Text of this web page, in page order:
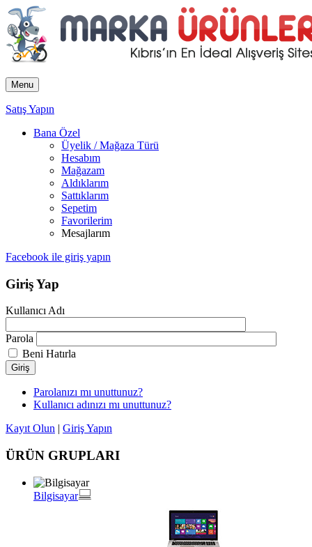
Menu
Satış Yapın
Bana Özel
Üyelik / Mağaza Türü
Hesabım
Mağazam
Aldıklarım
Sattıklarım
Sepetim
Favorilerim
Mesajlarım
Facebook ile giriş yapın
Giriş Yap
Kullanıcı Adı
Parola
Beni Hatırla
Giriş
Parolanızı mı unuttunuz?
Kullanıcı adınızı mı unuttunuz?
Kayıt Olun | Giriş Yapın
ÜRÜN GRUPLARI
Bilgisayar